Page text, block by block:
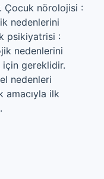
Çocuk nörolojisi :
nedenlerini
psikiyatrisi :
nedenlerini
gereklidir.
nedenleri
amacıyla ilk